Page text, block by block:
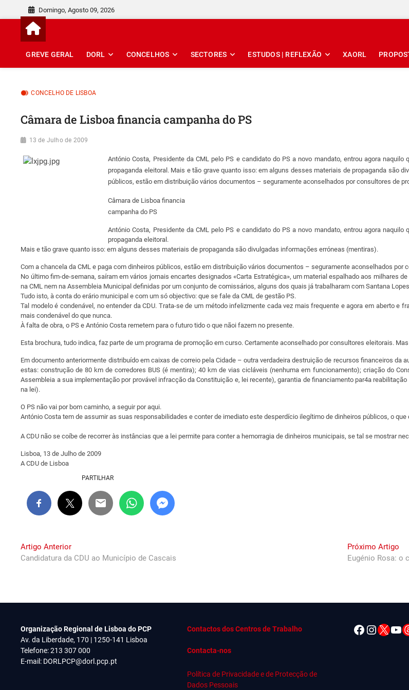
content
Domingo, Agosto 09, 2026
GREVE GERAL DORL CONCELHOS SECTORES ESTUDOS | REFLEXÃO XAORL
CONCELHO DE LISBOA
Câmara de Lisboa financia campanha do PS
13 de Julho de 2009
António Costa, Presidente da CML pelo PS e candidato do PS a novo mandato, entrou agora
propaganda eleitoral. Mais e tão grave quanto isso: em alguns desses materiais de propaganda são
públicos, estão em distribuição vários documentos – seguramente aconselhados por consultores de
Câmara de Lisboa financia
campanha do PS
António Costa, Presidente da CML pelo PS e candidato do PS a novo mandato, entrou agora
propaganda eleitoral.
Mais e tão grave quanto isso: em alguns desses materiais de propaganda são divulgadas informações erróneas (mentiras).
Com a chancela da CML e paga com dinheiros públicos, estão em distribuição vários documentos – seguramente aconselhados por
No último fim-de-semana, saíram em vários jornais encartes designados «Carta Estratégica», um material espalhado aos milhares
na CML nem na Assembleia Municipal definidas por um conjunto de comissários, alguns dos quais já trabalharam com Santana
Tudo isto, à conta do erário municipal e com um só objectivo: que se fale da CML de gestão PS.
Tal modelo é condenável, no entender da CDU. Trata-se de um método infelizmente cada vez mais frequente e agora em aberto e
mais condenável do que nunca.
À falta de obra, o PS e António Costa remetem para o futuro tido o que nãoi fazem no presente.
Esta brochura, tudo indica, faz parte de um programa de promoção em curso. Certamente aconselhado por consultores eleitorais.
Em documento anteriormente distribuído em caixas de correio pela Cidade – outra verdadeira destruição de recursos financeiros
estas: construção de 80 km de corredores BUS (é mentira); 40 km de vias cicláveis (nenhuma em funcionamento); criação do
Assembleia a sua implementação por provável infracção da Constituição e, lei recente), garantia de financiamento par4a
na lei).
O PS não vai por bom caminho, a seguir por aqui.
António Costa tem de assumir as suas responsabilidades e conter de imediato este desperdício ilegítimo de dinheiros públicos, o
A CDU não se coíbe de recorrer às instâncias que a lei permite para conter a hemorragia de dinheiros municipais, se tal se mostrar
Lisboa, 13 de Julho de 2009
A CDU de Lisboa
PARTILHAR
Navegação
de
Artigo AnteriorPrevious
post:
Candidatura da CDU ao Município de Cascais
Próximo Artigo
Eugénio Rosa: o
Organização Regional de Lisboa do PCP
Av. da Liberdade, 170 | 1250-141 Lisboa
Telefone: 213 307 000
E-mail: DORLPCP@dorl.pcp.pt
Contactos dos Centros de Trabalho
Contacta-nos
Política de Privacidade e de Protecção de
Dados Pessoais
Facebook
X